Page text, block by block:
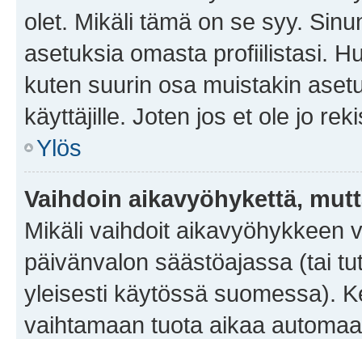
olet. Mikäli tämä on se syy.
asetuksia omasta profiilistasi.
kuten suurin osa muistakin
käyttäjille. Joten jos et ole jo
Ylös
Vaihdoin aikavyöhykettä,
Mikäli vaihdoit aikavyöhykkeen
päivänvalon säästöajassa (tai
yleisesti käytössä suomessa).
vaihtamaan tuota aikaa